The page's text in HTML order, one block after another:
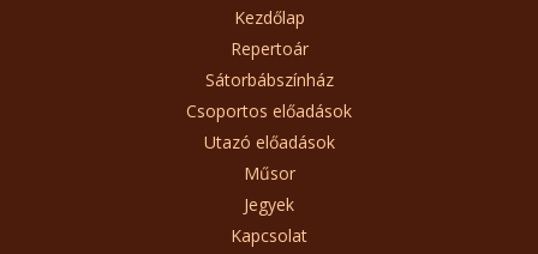
Kezdőlap
Repertoár
Sátorbábszínház
Csoportos előadások
Utazó előadások
Műsor
Jegyek
Kapcsolat